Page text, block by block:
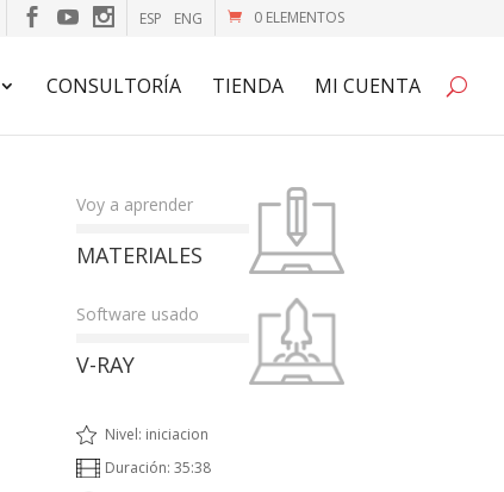
0 ELEMENTOS
ESP ENG
CONSULTORÍA TIENDA MI CUENTA
Voy a aprender
MATERIALES
Software usado
V-RAY
Nivel: iniciacion
Duración: 35:38